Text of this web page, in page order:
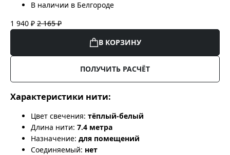
В наличии в Белгороде
1 940 ₽ 2 165 ₽
В КОРЗИНУ
ПОЛУЧИТЬ РАСЧЁТ
Характеристики нити:
Цвет свечения: тёплый-белый
Длина нити: 7.4 метра
Назначение: для помещений
Соединяемый: нет